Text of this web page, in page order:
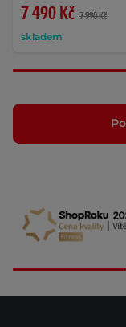
7 490 Kč 7 990 Kč
skladem